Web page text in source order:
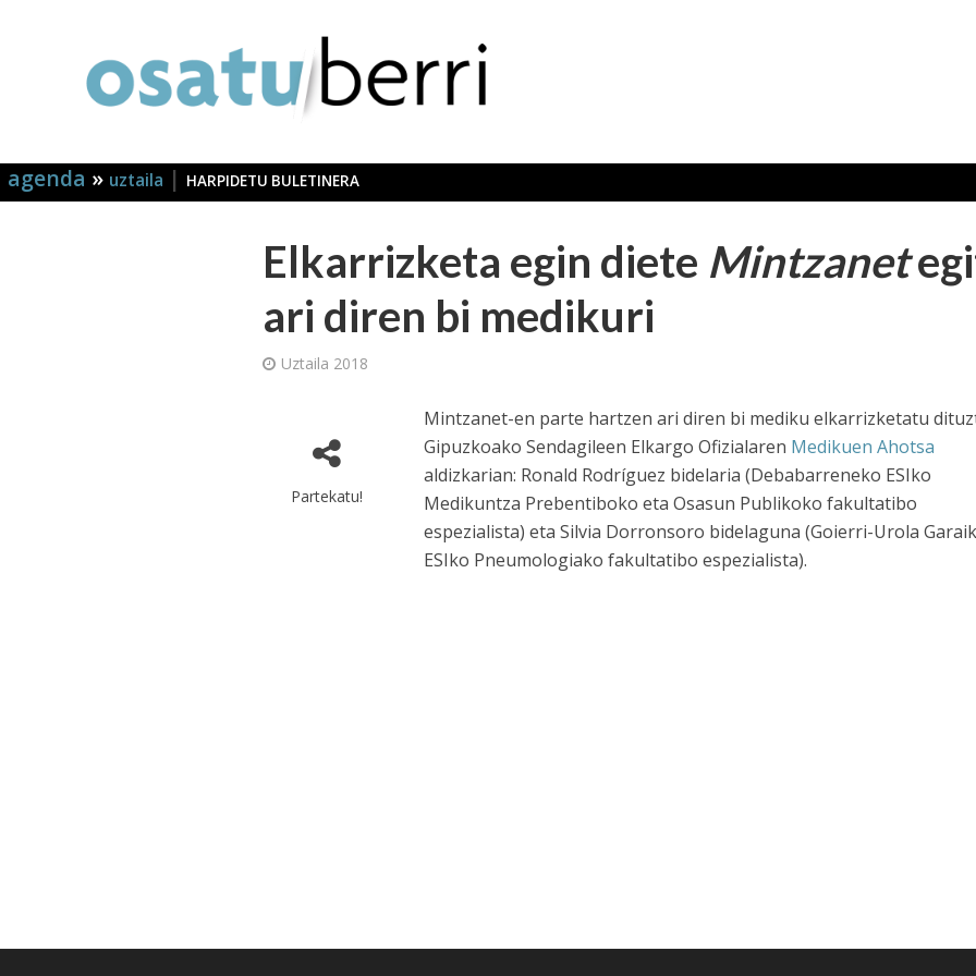
agenda » uztaila | HARPIDETU BULETINERA
Elkarrizketa egin diete Mintzanet
ari diren bi medikuri
Uztaila 2018
Partekatu!
Mintzanet-en parte hartzen ari diren bi mediku elkarrizketatu
Gipuzkoako Sendagileen Elkargo Ofizialaren Medikuen Ahotsa
aldizkarian: Ronald Rodríguez bidelaria (Debabarreneko ESIko
Medikuntza Prebentiboko eta Osasun Publikoko fakultatibo
espezialista) eta Silvia Dorronsoro bidelaguna (Goierri-Urola
ESIko Pneumologiako fakultatibo espezialista).